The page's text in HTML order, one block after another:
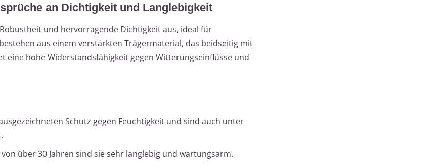
an Dichtigkeit und Langlebigkeit
und hervorragende Dichtigkeit aus, ideal für
aus einem verstärkten Trägermaterial, das beidseitig mit
eine hohe Widerstandsfähigkeit gegen Witterungseinflüsse und
Schutz gegen Feuchtigkeit und sind auch unter
über 30 Jahren sind sie sehr langlebig und wartungsarm.